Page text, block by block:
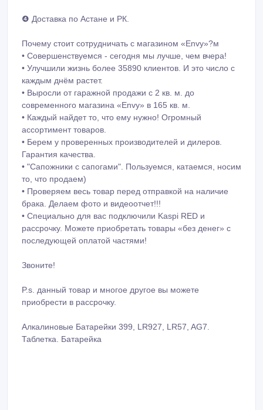
❹ Доставка по Астане и РК.
Почему стоит сотрудничать с магазином «Envy»?м
• Совершенствуемся - сегодня мы лучше, чем вчера!
• Улучшили жизнь более 35890 клиентов. И это число с
каждым днём растет.
• Выросли от гаражной продажи с 2 кв. м. до
современного магазина «Envy» в 165 кв. м.
• Каждый найдет то, что ему нужно! Огромный
ассортимент товаров.
• Берем у проверенных производителей и дилеров.
Гарантия качества.
• "Сапожники с сапогами". Пользуемся, катаемся, носим
то, что продаем)
• Проверяем весь товар перед отправкой на наличие
брака. Делаем фото и видеоотчет!!!
• Специально для вас подключили Kaspi RED и
рассрочку. Можете приобретать товары «без денег» с
последующей оплатой частями!
Звоните!
P.s. данный товар и многое другое вы можете
приобрести в рассрочку.
Алкалиновые Батарейки 399, LR927, LR57, AG7.
Таблетка. Батарейка